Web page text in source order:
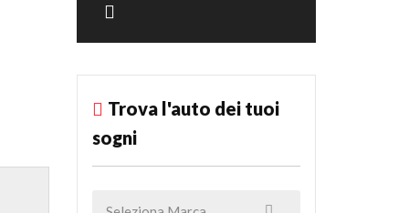
Trova l'auto dei tuoi
sogni